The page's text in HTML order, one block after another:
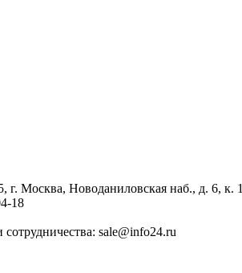
г. Москва, Новоданиловская наб., д. 6, к. 1
18
sale@info24.ru